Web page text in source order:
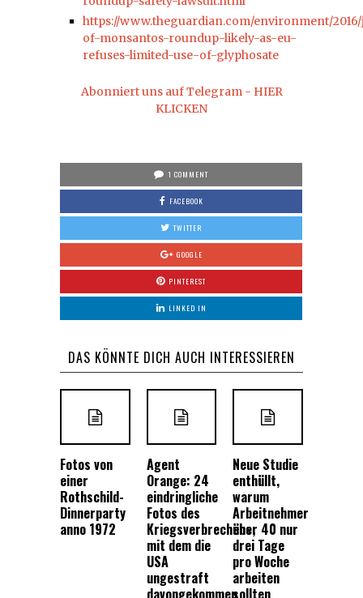
https://www.theguardian.com/environment/
of-monsantos-roundup-likely-as-eu-
refuses-limited-use-of-glyphosate
Abonniert uns auf Telegram - HIER
KLICKEN
1 COMMENT
FACEBOOK
TWITTER
GOOGLE
PINTEREST
LINKED IN
DAS KÖNNTE DICH AUCH INTERESSIEREN
Fotos von
einer
Rothschild-
Dinnerparty
anno 1972
Agent
Orange: 24
eindringliche
Fotos des
Kriegsverbrechens,
mit dem die
USA
ungestraft
Neue Studie
enthüllt,
warum
Arbeitnehmer
über 40 nur
drei Tage
pro Woche
arbeiten